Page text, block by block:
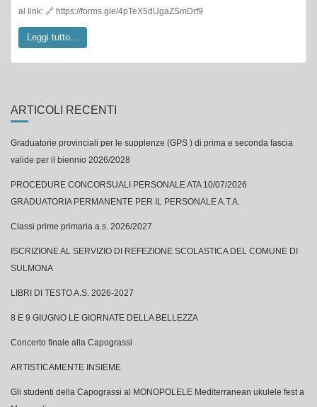
al link: 🔗 https://forms.gle/4pTeX5dUgaZSmDrf9
Leggi tutto...
ARTICOLI RECENTI
Graduatorie provinciali per le supplenze (GPS ) di prima e seconda fascia
valide per il biennio 2026/2028
PROCEDURE CONCORSUALI PERSONALE ATA 10/07/2026
GRADUATORIA PERMANENTE PER IL PERSONALE A.T.A.
Classi prime primaria a.s. 2026/2027
ISCRIZIONE AL SERVIZIO DI REFEZIONE SCOLASTICA DEL COMUNE DI
SULMONA
LIBRI DI TESTO A.S. 2026-2027
8 E 9 GIUGNO LE GIORNATE DELLA BELLEZZA
Concerto finale alla Capograssi
ARTISTICAMENTE INSIEME
Gli studenti della Capograssi al MONOPOLELE Mediterranean ukulele fest a